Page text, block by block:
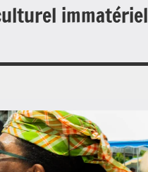
immatériel